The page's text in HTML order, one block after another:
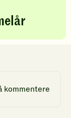
kommentere